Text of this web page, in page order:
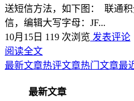
送短信方法，如下图： ​​ 联通
信，编辑大写字母：JF...
10月15日 119 次浏览 发表评论
阅读全文
最新文章热评文章热门文章最
最新文章